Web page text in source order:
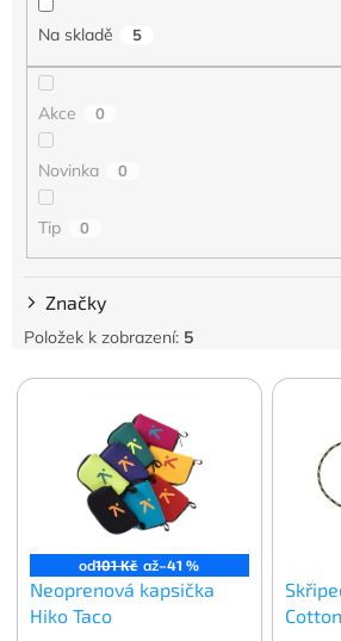
Na skladě 5
Akce 0
Novinka 0
Tip 0
Značky
Položek k zobrazení: 5
V
od101 Kč až–41 %
Neoprenová kapsička
Hiko Taco